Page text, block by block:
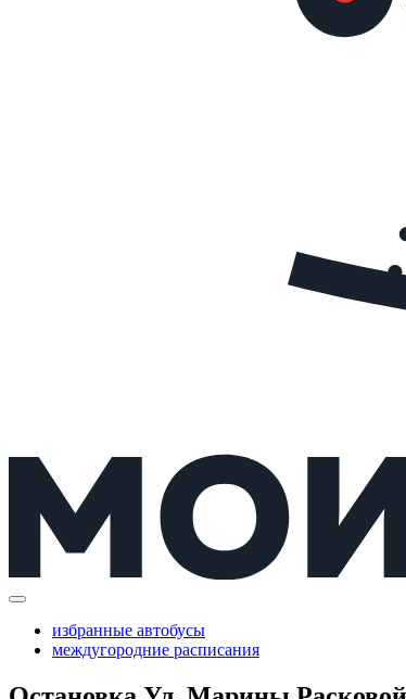
избранные автобусы
междугородние расписания